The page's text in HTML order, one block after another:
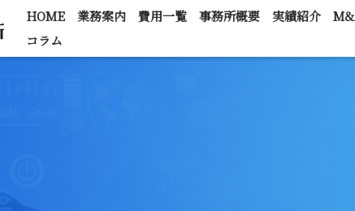
HOME 業務案内 費用一覧 事務所概要 実績紹介
コラム